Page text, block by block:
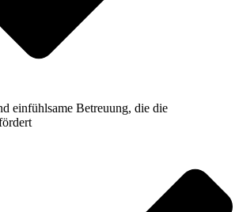
einfühlsame Betreuung, die die